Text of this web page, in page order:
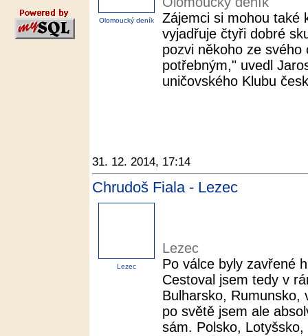
Olomoucký deník
Zájemci si mohou také
vyjadřuje čtyři dobré
pozvi někoho ze
potřebným," uvedl
uničovského Klubu
31. 12. 2014, 17:14
Chrudoš Fiala - Lezec
Lezec
Lezec
Po válce byly zavřené
Cestoval jsem tedy v
Bulharsko, Rumunsko,
po světě jsem ale
sám. Polsko,